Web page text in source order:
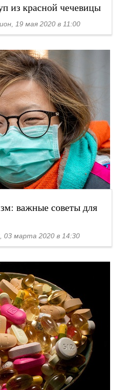
из красной чечевицы
19 мая 2020 в 11:00
важные советы для
03 марта 2020 в 14:30